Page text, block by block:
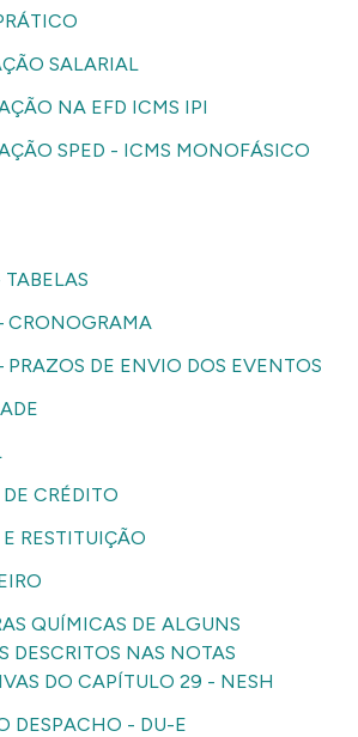
SALARIAL
NA EFD ICMS IPI
SPED - ICMS MONOFÁSICO
CRONOGRAMA
PRAZOS DE ENVIO DOS EVENTOS
CRÉDITO
RESTITUIÇÃO
QUÍMICAS DE ALGUNS
DESCRITOS NAS NOTAS
DO CAPÍTULO 29 - NESH
DESPACHO - DU-E